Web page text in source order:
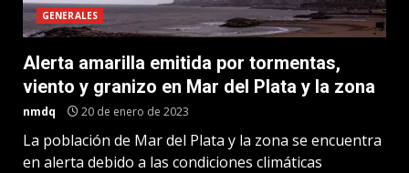
GENERALES
Alerta amarilla emitida por tormentas,
viento y granizo en Mar del Plata y la zona
nmdq 20 de enero de 2023
La población de Mar del Plata y la zona se encuentra
en alerta debido a las condiciones climáticas